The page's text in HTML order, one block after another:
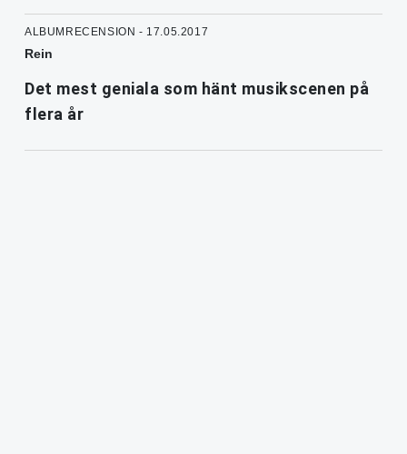
ALBUMRECENSION - 17.05.2017
Rein
Det mest geniala som hänt musikscenen på
flera år